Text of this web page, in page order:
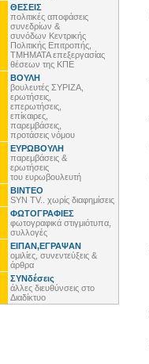
ΘΕΣΕΙΣ
πολιτικές αποφάσεις
συνεδρίων &
συνόδων Κεντρικής
Πολιτικής Επιτροπής,
ΤΜΗΜΑΤΑ επεξεργασίας
θέσεων της ΚΠΕ
ΒΟΥΛΗ
βουλευτές ΣΥΡΙΖΑ,
ερωτήσεις,
επερωτήσεις,
επίκαιρες,
παρεμβάσεις,
προτάσεις νόμου
ΕΥΡΩΒΟΥΛΗ
παρεμβάσεις &
ερωτήσεις
του ευρωβουλευτή
ΒΙΝΤΕΟ
SYN TV.. χωρίς διαφημίσεις
ΦΩΤΟΓΡΑΦΙΕΣ
φωτογραφικά στιγμιότυπα,
συλλογές
ΕΙΠΑΝ,ΕΓΡΑΨΑΝ
ομιλίες, συνεντεύξεις &
άρθρα
ΣΥΝδέσεις
άλλες διευθύνσεις στο
Διαδίκτυο